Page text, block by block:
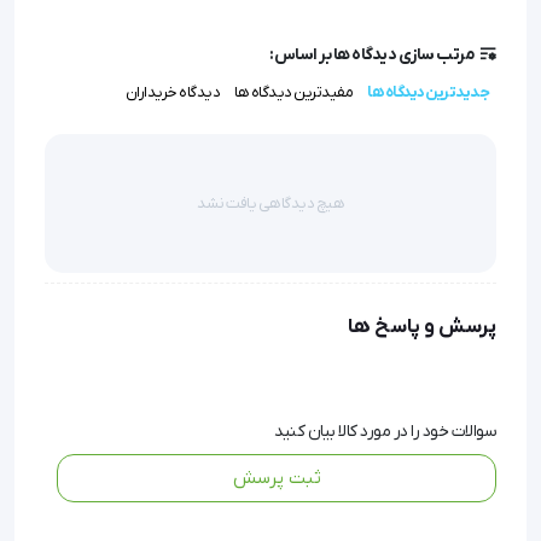
کند.
مرتب سازی دیدگاه ها بر اساس:
جدیدترین دیدگاه ها مفیدترین دیدگاه ها دیدگاه خریداران
هیچ دیدگاهی یافت نشد
پرسش و پاسخ ها
سوالات خود را در مورد کالا بیان کنید
ثبت پرسش